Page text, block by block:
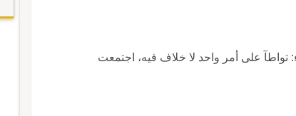
على أمر واحد لا خلاف فيه، اجتمعت